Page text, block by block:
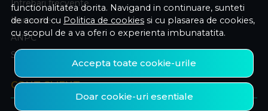
functionalitatea dorita. Navigand in continuare, sunteti
de acord cu Politica de cookies si cu plasarea de cookies,
cu scopul de a va oferi o experienta imbunatatita.
Accepta toate cookie-urile
Doar cookie-uri esentiale
Intrebari frecvente
Harta site
ANPC
Solutionarea litigiilor
CONT CLIENT